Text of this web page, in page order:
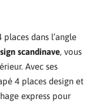
dans l’angle
scandinave, vous
Avec ses
4 places design et
express pour